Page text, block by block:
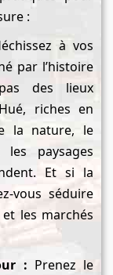
:
à vos
par l’histoire
des lieux
riches en
la nature, le
paysages
Et si la
vous séduire
les marchés
: Prenez le